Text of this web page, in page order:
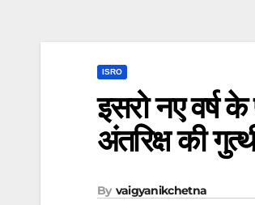
ISRO
इसरो नए वर्ष
अंतरिक्ष की
By vaigyanikchetna